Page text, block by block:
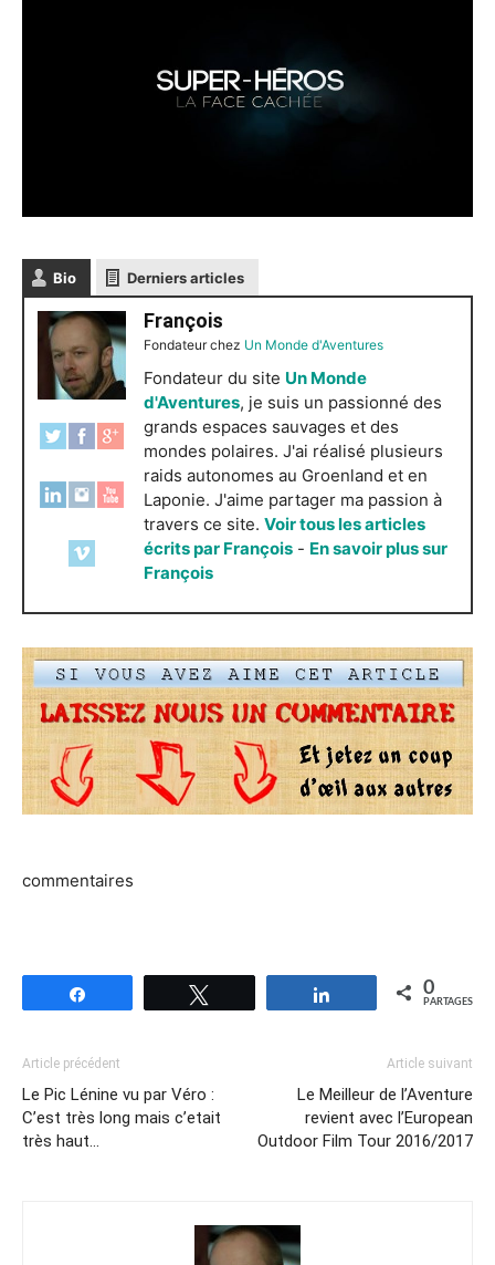
Bio Derniers articles
François
Fondateurchez Un Monde d'Aventures
Fondateur du site Un Monde
d'Aventures, je suis un passionné des
grands espaces sauvages et des
mondes polaires. J'ai réalisé plusieurs
raids autonomes au Groenland et en
Laponie. J'aime partager ma passion à
travers ce site. Voir tous les articles
écrits par François - En savoir plus sur
François
commentaires
Partagez 0
PARTAGES
Article précédent
Le Pic Lénine vu par Véro :
C’est très long mais c’etait
très haut…
Article suivant
Le Meilleur de l’Aventure
revient avec l’European
Outdoor Film Tour 2016/2017